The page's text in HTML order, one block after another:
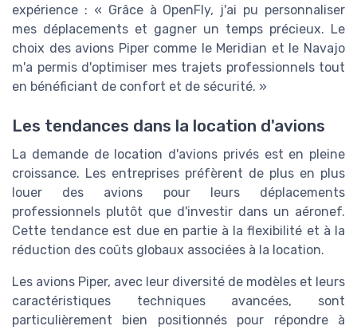
expérience : « Grâce à OpenFly, j'ai pu personnaliser
mes déplacements et gagner un temps précieux. Le
choix des avions Piper comme le Meridian et le Navajo
m'a permis d'optimiser mes trajets professionnels tout
en bénéficiant de confort et de sécurité. »
Les tendances dans la location d'avions
La demande de location d'avions privés est en pleine
croissance. Les entreprises préfèrent de plus en plus
louer des avions pour leurs déplacements
professionnels plutôt que d'investir dans un aéronef.
Cette tendance est due en partie à la flexibilité et à la
réduction des coûts globaux associées à la location.
Les avions Piper, avec leur diversité de modèles et leurs
caractéristiques techniques avancées, sont
particulièrement bien positionnés pour répondre à